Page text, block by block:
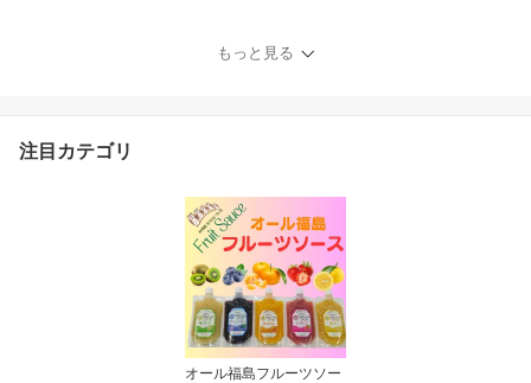
にく オイル 醤油 味噌 塩
ガーリックチップ アホエ
もっと見る
注目カテゴリ
オール福島フルーツソー